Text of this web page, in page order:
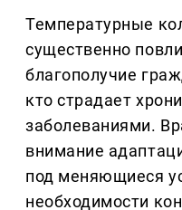
Температурные
существенно
благополучие
кто страдает
заболеваниями.
внимание
под меняющиеся
необходимости